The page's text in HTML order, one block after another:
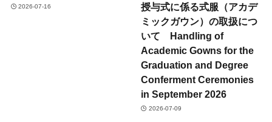
2026-07-16
授与式に係る式服（アカデ
ミックガウン）の取扱につ
いて Handling of
Academic Gowns for the
Graduation and Degree
Conferment Ceremonies
in September 2026
2026-07-09